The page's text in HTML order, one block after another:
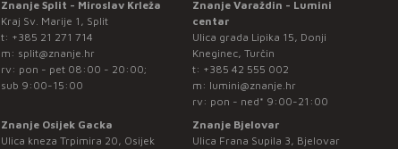
Znanje Split - Miroslav Krleža
Kraj Sv. Marije 1, Split
t: +385 21 271 714
m: split@znanje.hr
rv: pon - pet 08:00 - 20:00;
sub 9:00-15:00
Znanje Varaždin - Lumini
centar
Ulica grada Lipika 15, Donji
Kneginec, Turčin
t: +385 42 555 002
m: lumini@znanje.hr
rv: pon - ned* 9:00-21:00
Znanje Osijek Gacka
Ulica kneza Trpimira 20, Osijek
Znanje Bjelovar
Ulica Frana Supila 3, Bjelovar